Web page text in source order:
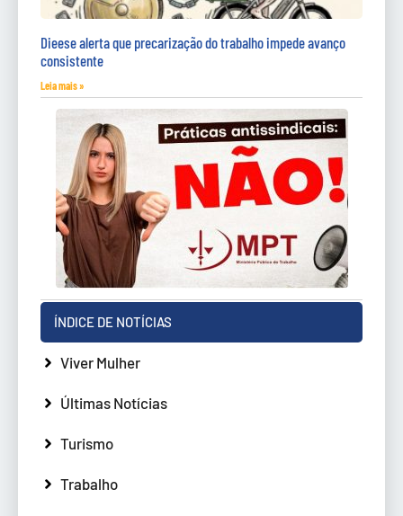
Dieese alerta que precarização do trabalho impede avanço
consistente
Leia mais »
ÍNDICE DE NOTÍCIAS
Viver Mulher
Últimas Notícias
Turismo
Trabalho